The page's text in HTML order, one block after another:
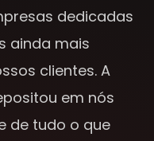
dedicadas
ainda mais
clientes. A
em nós
de tudo o que